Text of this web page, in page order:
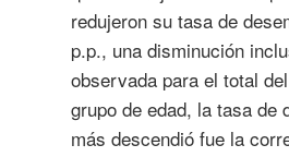
redujeron su tasa de
p.p., una disminución
observada para el total
grupo de edad, la tasa de
más descendió fue la